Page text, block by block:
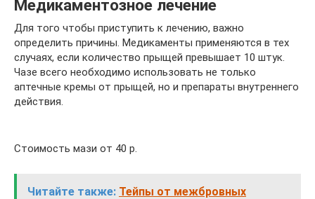
Медикаментозное лечение
Для того чтобы приступить к лечению, важно
определить причины. Медикаменты применяются в тех
случаях, если количество прыщей превышает 10 штук.
Чазе всего необходимо использовать не только
аптечные кремы от прыщей, но и препараты внутреннего
действия.
Стоимость мази от 40 р.
Читайте также: Тейпы от межбровных